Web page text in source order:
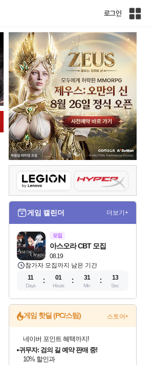
로그인
인
체
사
게임 캘린더 더보기+
모집
08.19
아스오라 CBT 모집
참가자 모집까지 남은 기간
11
Days
01
Hours
31
Min
12
Sec
게임 핫딜 (PC/스팀) 스토어+
귀무자: 검의 길 예약 판매 중!
10% 할인과
이니&베니 혜택까지!